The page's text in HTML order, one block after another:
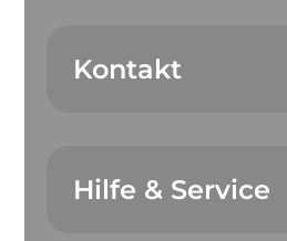
Kontakt
Hilfe & Service